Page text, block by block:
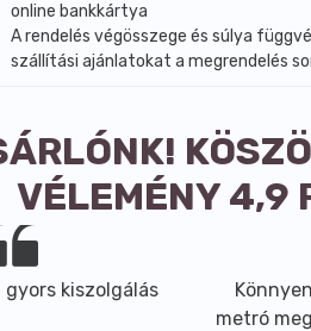
online bankkártya
A rendelés végösszege és súlya
szállítási ajánlatokat a megrendelés
VÉLEMÉNY 4,9
kiszolgálás
metró